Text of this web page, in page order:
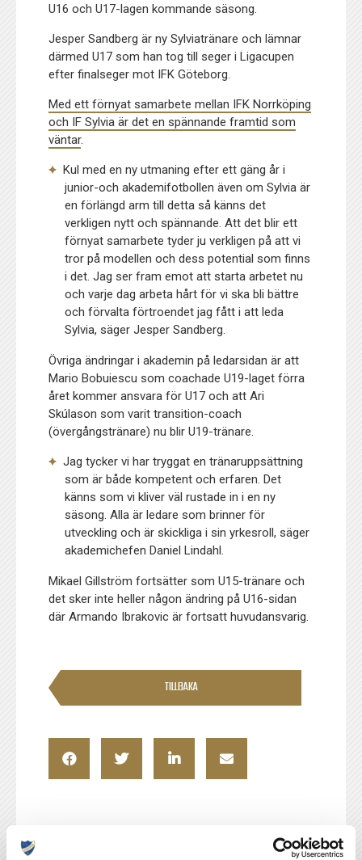
U16 och U17-lagen kommande säsong.
Jesper Sandberg är ny Sylviatränare och lämnar
därmed U17 som han tog till seger i Ligacupen
efter finalseger mot IFK Göteborg.
Med ett förnyat samarbete mellan IFK Norrköping
och IF Sylvia är det en spännande framtid som
väntar.
Kul med en ny utmaning efter ett gäng år i
junior-och akademifotbollen även om Sylvia är
en förlängd arm till detta så känns det
verkligen nytt och spännande. Att det blir ett
förnyat samarbete tyder ju verkligen på att vi
tror på modellen och dess potential som finns
i det. Jag ser fram emot att starta arbetet nu
och varje dag arbeta hårt för vi ska bli bättre
och förvalta förtroendet jag fått i att leda
Sylvia, säger Jesper Sandberg.
Övriga ändringar i akademin på ledarsidan är att
Mario Bobuiescu som coachade U19-laget förra
året kommer ansvara för U17 och att Ari
Skúlason som varit transition-coach
(övergångstränare) nu blir U19-tränare.
Jag tycker vi har tryggat en tränaruppsättning
som är både kompetent och erfaren. Det
känns som vi kliver väl rustade in i en ny
säsong. Alla är ledare som brinner för
utveckling och är skickliga i sin yrkesroll, säger
akademichefen Daniel Lindahl.
Mikael Gillström fortsätter som U15-tränare och
det sker inte heller någon ändring på U16-sidan
där Armando Ibrakovic är fortsatt huvudansvarig.
TILLBAKA